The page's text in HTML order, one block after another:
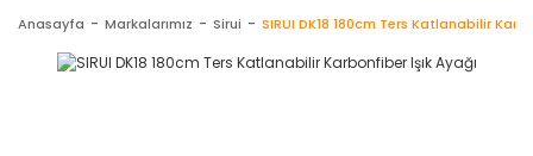
Anasayfa Markalarımız Sirui SIRUI DK18 180cm Ters Katlanabilir